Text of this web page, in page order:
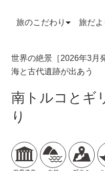
旅のこだわり 旅だよ
世界の絶景［2026年3月
海と古代遺跡が出あう
南トルコとギ
り